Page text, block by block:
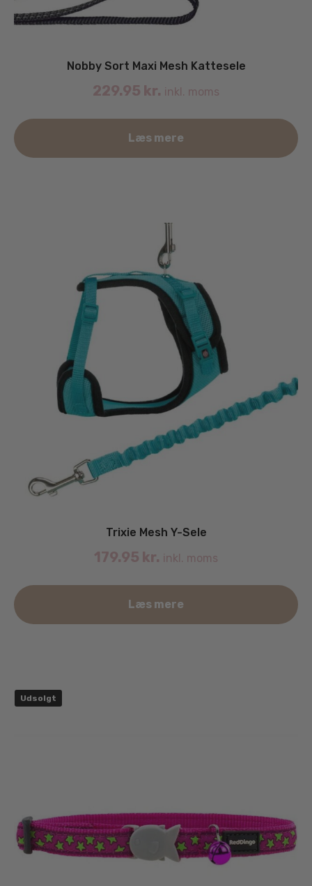
Nobby Sort Maxi Mesh Kattesele
229.95 kr. inkl. moms
Læs mere
Trixie Mesh Y-Sele
179.95 kr. inkl. moms
Læs mere
Udsolgt